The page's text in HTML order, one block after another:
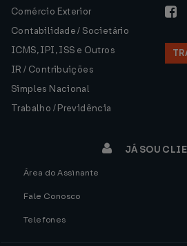
Comércio Exterior
Contabilidade / Societário
ICMS, IPI, ISS e Outros
IR / Contribuições
Simples Nacional
Trabalho / Previdência
JÁ SOU
Área do Assinante
Fale Conosco
Telefones